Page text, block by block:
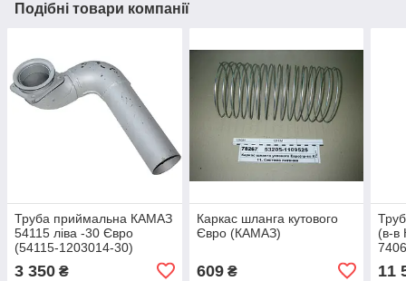
Подібні товари компанії
Труба приймальна КАМАЗ
54115 ліва -30 Євро
(54115-1203014-30)
3 350 ₴
Каркас шланга кутового
Євро (КАМАЗ)
609₴
(в-в
11